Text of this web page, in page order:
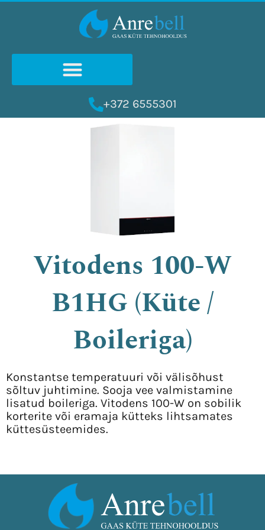
+372 6555301
Vitodens 100-W
B1HG (Küte /
Boileriga)
Konstantse temperatuuri või välisõhust
sõltuv juhtimine. Sooja vee valmistamine
lisatud boileriga. Vitodens 100-W on sobilik
korterite või eramaja kütteks lihtsamates
küttesüsteemides.